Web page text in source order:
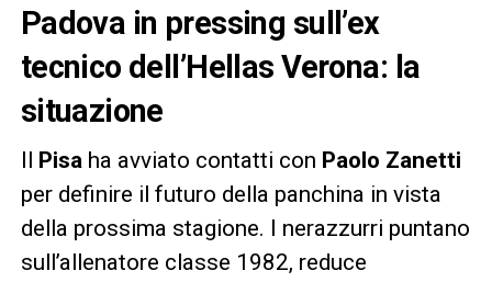
Padova in pressing sull’ex
tecnico dell’Hellas Verona: la
situazione
Pisaha avviato contatti con Paolo Zanetti
per definire il futuro della panchina in vista
della prossima stagione. I nerazzurri puntano
sull’allenatore classe 1982, reduce